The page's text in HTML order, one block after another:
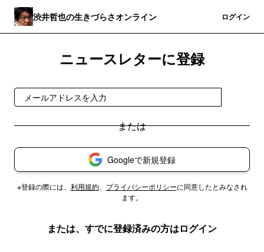
渋井哲也の生きづらさオンライン ログイン
ニュースレターに登録
Googleで新規登録
※登録の際には、 利用規約、 プライバシーポリシーに同意したとみなされ
ます。
または、すでに登録済みの方はログイン